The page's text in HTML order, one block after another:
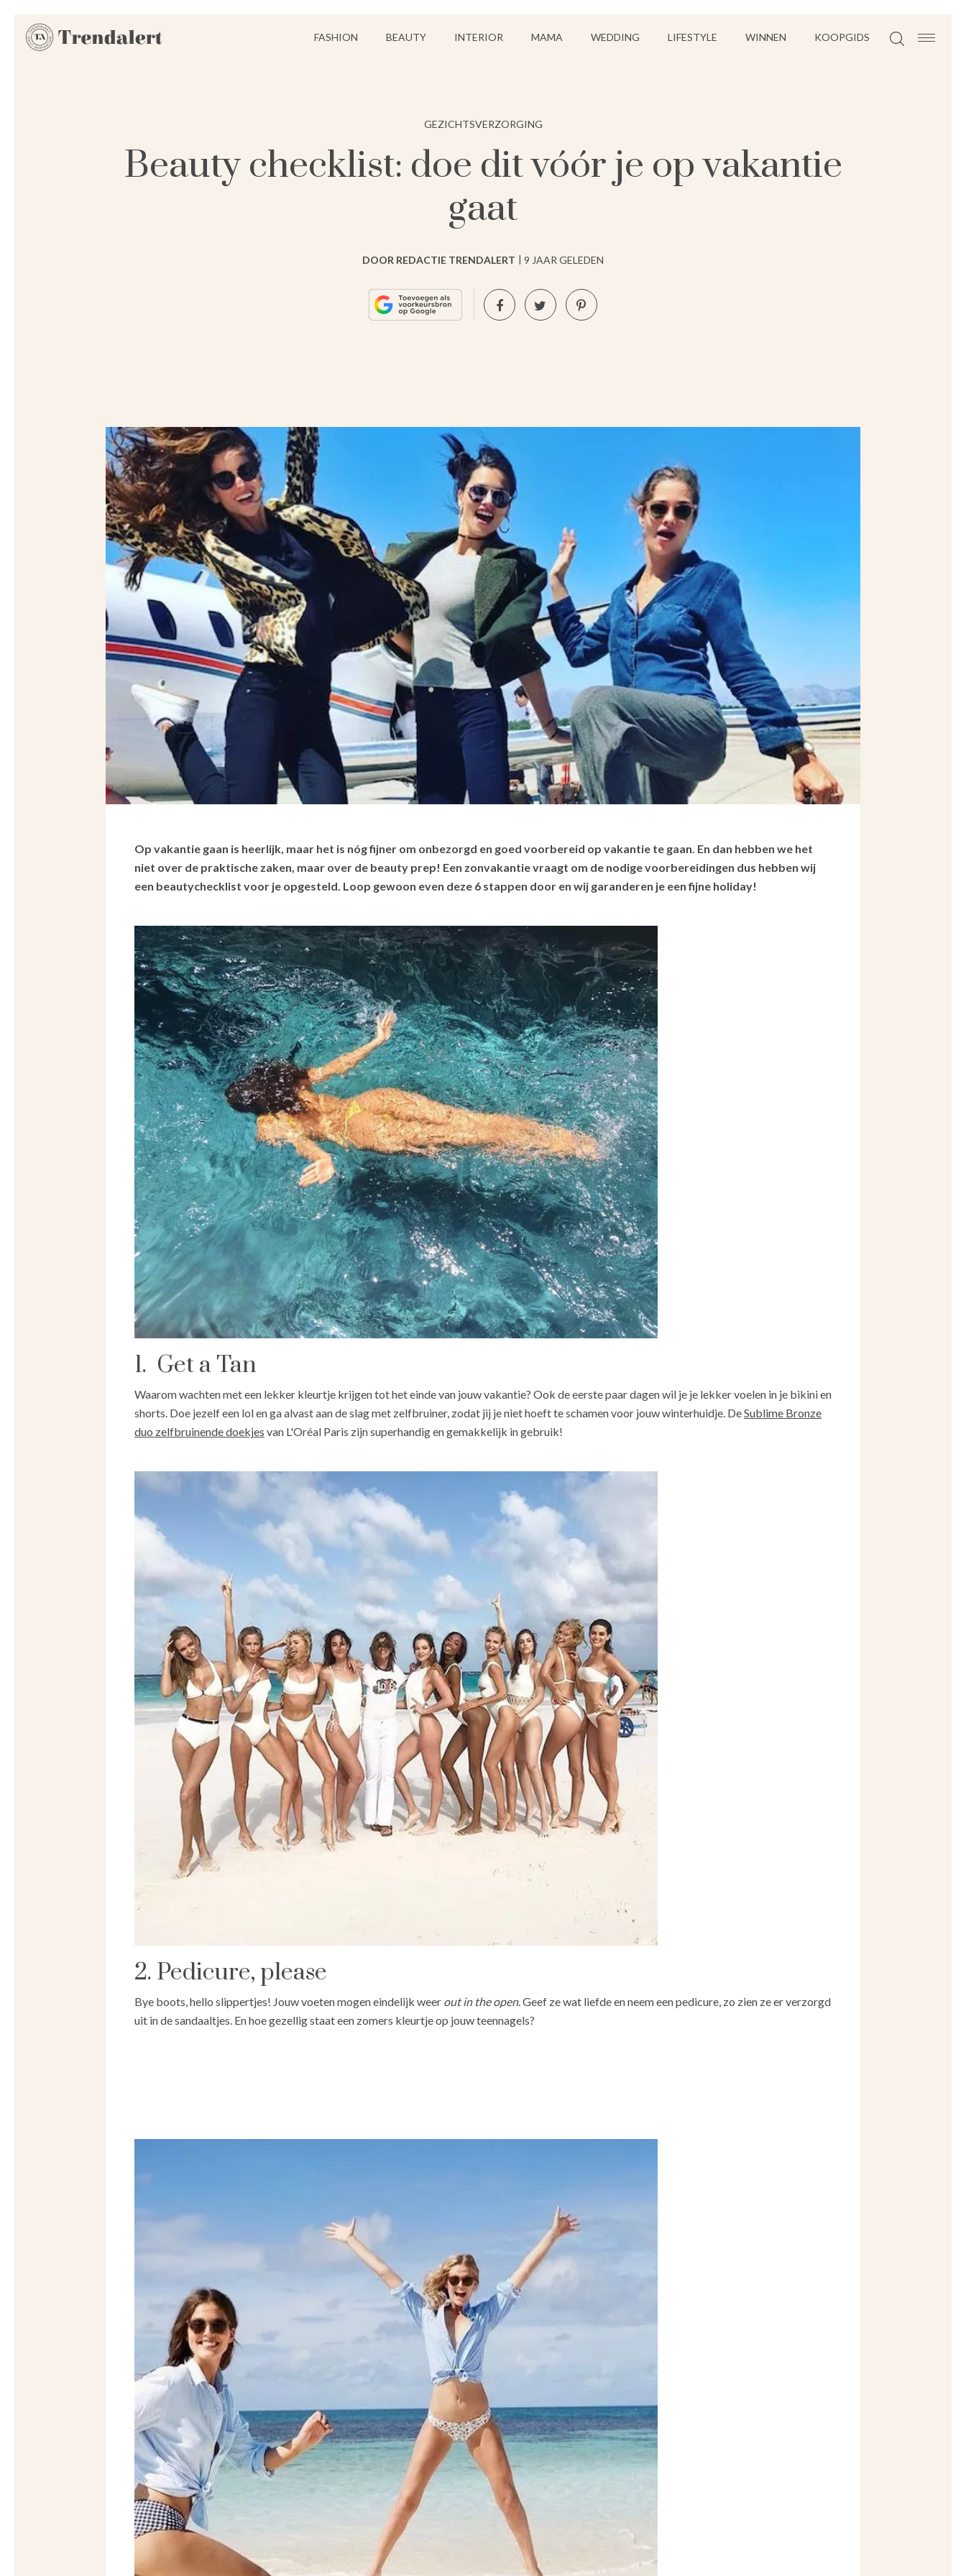
FASHION BEAUTY INTERIOR MAMA WEDDING LIFESTYLE WINNEN KOOPGIDS
GEZICHTSVERZORGING
Beauty checklist: doe dit vóór je op vakantie
gaat
DOOR REDACTIE TRENDALERT 9 JAAR GELEDEN
Op vakantie gaan is heerlijk, maar het is nóg fijner om onbezorgd en goed voorbereid op vakantie te gaan. En dan hebben we het
niet over de praktische zaken, maar over de beauty prep! Een zonvakantie vraagt om de nodige voorbereidingen dus hebben wij
een beautychecklist voor je opgesteld. Loop gewoon even deze 6 stappen door en wij garanderen je een fijne holiday!
1. Get a Tan
Waarom wachten met een lekker kleurtje krijgen tot het einde van jouw vakantie? Ook de eerste paar dagen wil je je lekker voelen in je bikini en
shorts. Doe jezelf een lol en ga alvast aan de slag met zelfbruiner, zodat jij je niet hoeft te schamen voor jouw winterhuidje. DeSublime Bronze
duo zelfbruinende doekjes van L'Oréal Paris zijn superhandig en gemakkelijk in gebruik!
2. Pedicure, please
Bye boots, hello slippertjes! Jouw voeten mogen eindelijk weer out in the open. Geef ze wat liefde en neem een pedicure, zo zien ze er verzorgd
uit in de sandaaltjes. En hoe gezellig staat een zomers kleurtje op jouw teennagels?